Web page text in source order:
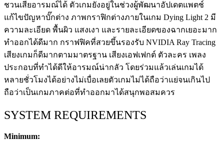
ชวนเสียอารมณ์ได้ ตัวเกมยังอยู่ในช่วงผู้พัฒนาอัปเดตแพตช์
แก้ไขปัญหาบั๊กต่าง ภาพกราฟิกต่างภายในเกม Dying Light 2 มี
ความละเอียด พื้นผิว แสงเงา และรายละเอียดของฉากเยอะมาก
ทำออกได้ดีมาก กราฟฟิคที่สวยขึ้นรองรับ NVIDIA Ray Tracing
เสียงเกมก็ดีมากตามมาตรฐาน เสียงเอฟเฟกต์ ตัวละคร เพลง
ประกอบที่ทำได้ดีให้อารมณ์น่ากลัว โดยร่วมแล้วเล่นเกมได้
หลายชั่วโมงได้อย่างไม่เบื่อเลยตัวเกมไม่ได้ถือว่าแย่จนเกินไป
ถือว่าเป็นเกมภาคต่อที่ทำออกมาได้สนุกพอสมควร
SYSTEM REQUIREMENTS
Minimum: